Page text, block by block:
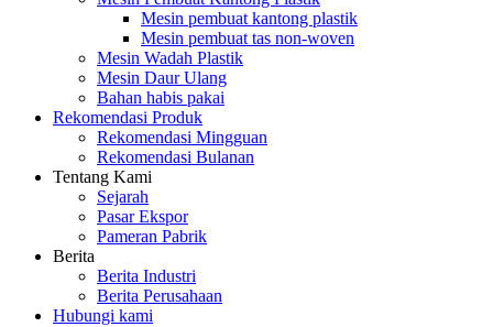
Mesin pembuat kantong plastik
Mesin pembuat tas non-woven
Mesin Wadah Plastik
Mesin Daur Ulang
Bahan habis pakai
Rekomendasi Produk
Rekomendasi Mingguan
Rekomendasi Bulanan
Tentang Kami
Sejarah
Pasar Ekspor
Pameran Pabrik
Berita
Berita Industri
Berita Perusahaan
Hubungi kami